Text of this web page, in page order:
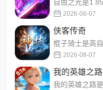
2026-08-07
侠客传奇
2026-08-07
我的英雄之路